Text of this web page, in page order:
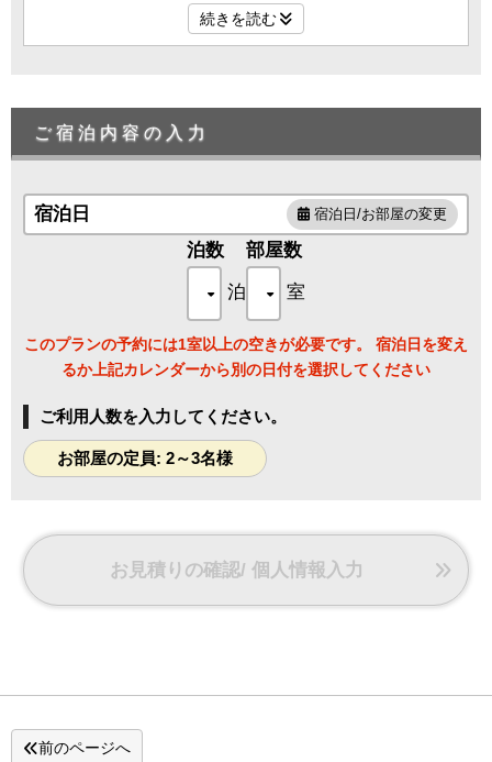
入ってくる爽やかな風が、上高地らしさを体感させてくれま
す。
●ベットサイズ：120cm×200cm（3名様利用時 1台：
100cm×200cmのソファーベッド）
●温水洗浄トイレ・ユニットバスルーム・冷暖房完備
シ・シャンプー・リンス・ハンドソープ
●備品：ドライヤー・グラス・栓抜き・お茶セット・ドリッ
※環境に配慮した小型冷蔵庫ですので、冷えにくくなってお
い。
続きを読む
ご宿泊内容の入力
宿泊日 宿泊日/お部屋の変更
泊数
泊
部屋数
室
このプランの予約には1室以上の空きが必要です。 宿泊日を変え
るか上記カレンダーから別の日付を選択してください
ご利用人数を入力してください。
お部屋の定員: 2～3名様
お見積りの確認/ 個人情報入力
前のページへ